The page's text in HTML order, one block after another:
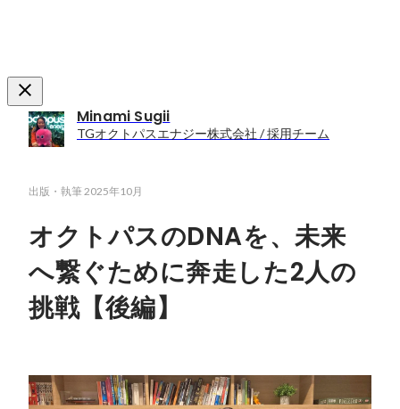
Minami Sugii
TGオクトパスエナジー株式会社 / 採用チーム
出版・執筆 2025年10月
オクトパスのDNAを、未来
へ繋ぐために奔走した2人の
挑戦【後編】